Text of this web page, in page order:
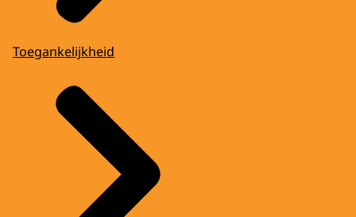
Toegankelijkheid